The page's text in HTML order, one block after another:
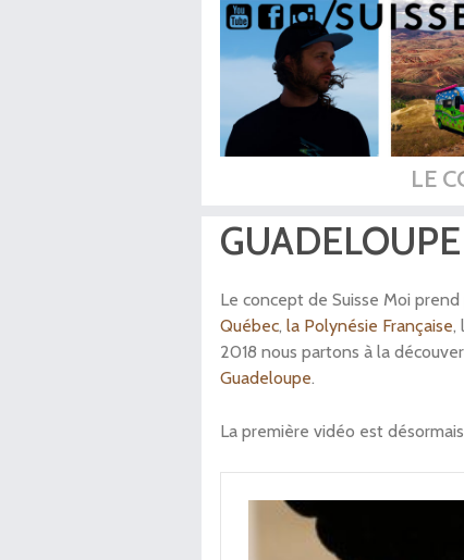
LE
GUADELOUPE
Le concept de Suisse Moi
Québec, la Polynésie Française, l
2018 nous partons à la
Guadeloupe.
La première vidéo est